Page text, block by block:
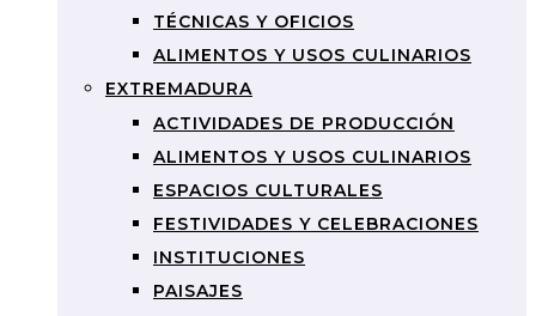
TÉCNICAS Y OFICIOS
ALIMENTOS Y USOS CULINARIOS
EXTREMADURA
ACTIVIDADES DE PRODUCCIÓN
ALIMENTOS Y USOS CULINARIOS
ESPACIOS CULTURALES
FESTIVIDADES Y CELEBRACIONES
INSTITUCIONES
PAISAJES